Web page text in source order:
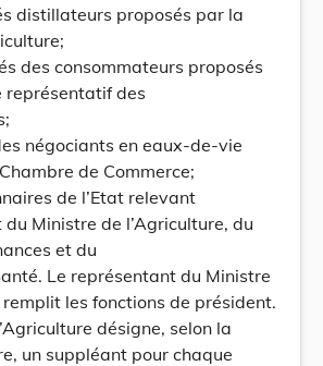
distillateurs proposés par la
des consommateurs proposés
représentatif des
négociants en eaux-de-vie
de Commerce;
de l’Etat relevant
Ministre de l’Agriculture, du
et du
Le représentant du Ministre
les fonctions de président.
désigne, selon la
un suppléant pour chaque